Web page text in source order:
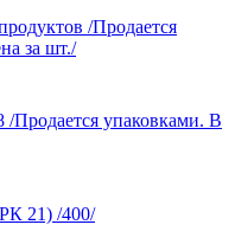
/Продается
за шт./
упаковками. В
21) /400/